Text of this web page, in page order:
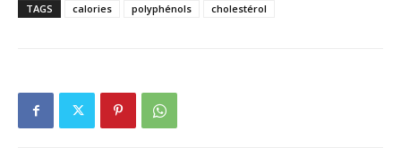
TAGS calories polyphénols cholestérol